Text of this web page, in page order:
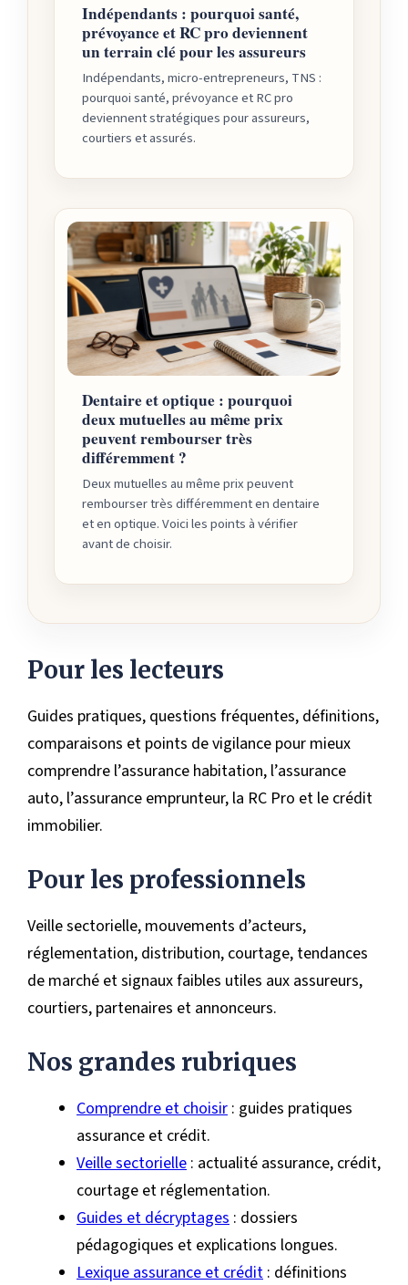
Indépendants : pourquoi santé,
prévoyance et RC pro deviennent
un terrain clé pour les assureurs
Indépendants, micro-entrepreneurs, TNS :
pourquoi santé, prévoyance et RC pro
deviennent stratégiques pour assureurs,
courtiers et assurés.
Dentaire et optique : pourquoi
deux mutuelles au même prix
peuvent rembourser très
différemment ?
Deux mutuelles au même prix peuvent
rembourser très différemment en dentaire
et en optique. Voici les points à vérifier
avant de choisir.
Pour les lecteurs
Guides pratiques, questions fréquentes, définitions,
comparaisons et points de vigilance pour mieux
comprendre l’assurance habitation, l’assurance
auto, l’assurance emprunteur, la RC Pro et le crédit
immobilier.
Pour les professionnels
Veille sectorielle, mouvements d’acteurs,
réglementation, distribution, courtage, tendances
de marché et signaux faibles utiles aux assureurs,
courtiers, partenaires et annonceurs.
Nos grandes rubriques
Comprendre et choisir : guides pratiques
assurance et crédit.
Veille sectorielle : actualité assurance, crédit,
courtage et réglementation.
Guides et décryptages : dossiers
pédagogiques et explications longues.
Lexique assurance et crédit : définitions